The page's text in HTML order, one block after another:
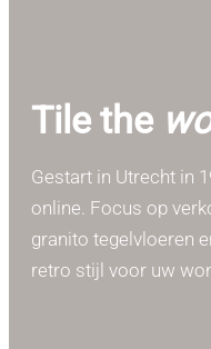
Tile the
Gestart in Utrecht in
online. Focus op
granito tegelvloeren
retro stijl voor uw